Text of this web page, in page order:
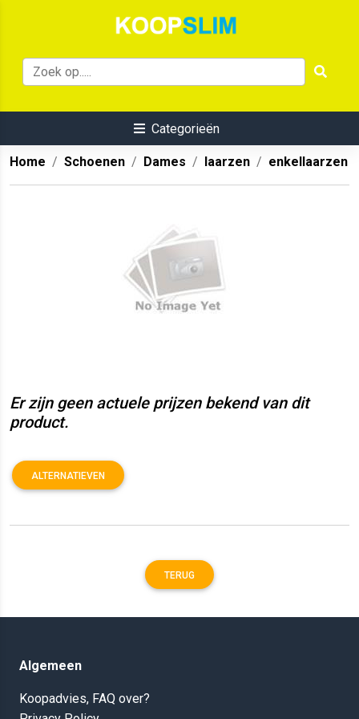
Categorieën
Home Schoenen Dames laarzen enkellaarzen
Er zijn geen actuele prijzen bekend van dit
product.
ALTERNATIEVEN
TERUG
Algemeen
Koopadvies, FAQ over?